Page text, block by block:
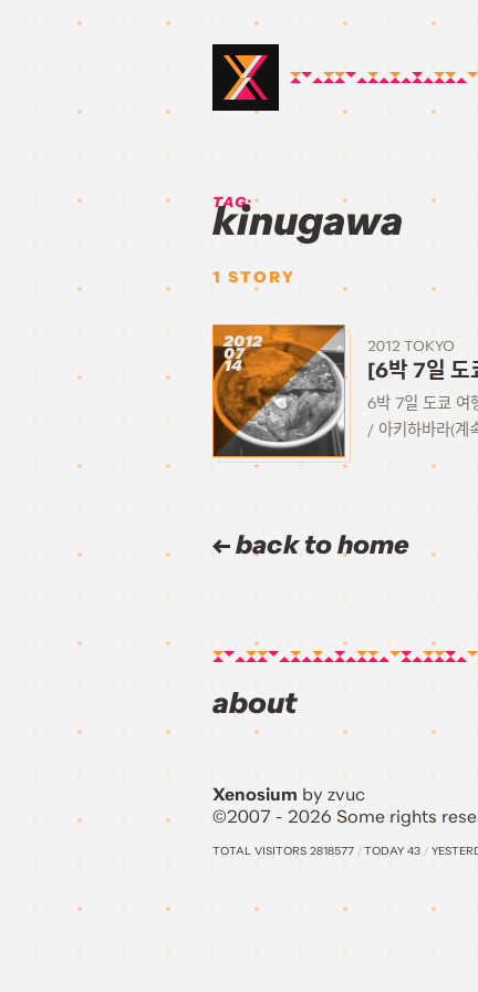
TAG:
kinugawa
1 STORY
2012
07
14
2012 TOKYO
[6박 7일 도
6박 7일 도쿄 여
/ 아키하바라(계
back to home
about
Xenosium by zvuc
©2007 - 2026 Some rights
TOTAL VISITORS 2818577 /TODAY 43 /